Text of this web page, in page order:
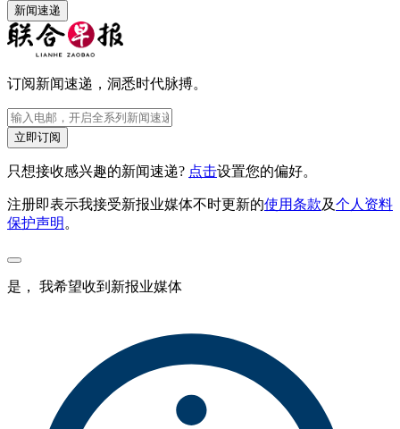
新闻速递
订阅新闻速递，洞悉时代脉搏。
立即订阅
只想接收感兴趣的新闻速递? 点击设置您的偏好。
注册即表示我接受新报业媒体不时更新的使用条款及个人资料
保护声明 。
是， 我希望收到新报业媒体